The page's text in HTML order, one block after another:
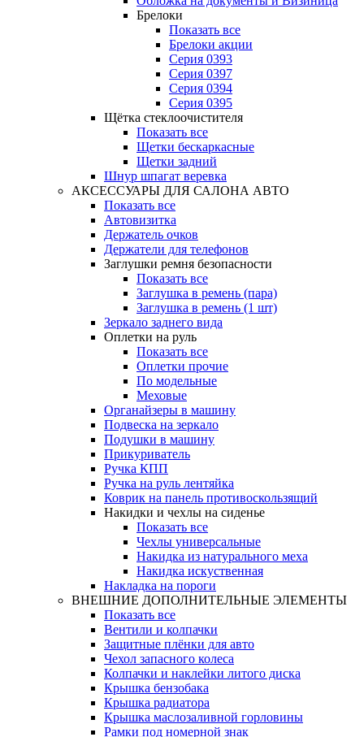
Брелоки
Показать все
Брелоки акции
Серия 0393
Серия 0397
Серия 0394
Серия 0395
Щётка стеклоочистителя
Показать все
Щетки бескаркасные
Щетки задний
Шнур шпагат веревка
АКСЕССУАРЫ ДЛЯ САЛОНА АВТО
Показать все
Автовизитка
Держатель очков
Держатели для телефонов
Заглушки ремня безопасности
Показать все
Заглушка в ремень (пара)
Заглушка в ремень (1 шт)
Зеркало заднего вида
Оплетки на руль
Показать все
Оплетки прочиe
По модельные
Меховые
Органайзеры в машину
Подвеска на зеркало
Подушки в машину
Прикуриватель
Ручка КПП
Ручка на руль лентяйка
Коврик на панель противоскользящий
Накидки и чехлы на сиденье
Показать все
Чехлы универсальные
Накидка из натурального меха
Накидка искуственная
Накладка на пороги
ВНЕШНИЕ ДОПОЛНИТЕЛЬНЫЕ ЭЛЕМЕНТЫ
Показать все
Вентили и колпачки
Защитные плёнки для авто
Чехол запасного колеса
Колпачки и наклейки литого диска
Крышка бензобака
Крышка радиатора
Крышка маслозаливной горловины
Рамки под номерной знак